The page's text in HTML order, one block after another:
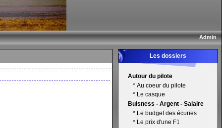
Admin
Les dossiers
Autour du pilote
* Au coeur du pilote
* Le casque
Buisness - Argent - Salaire
* Le budget des écuries
* Le prix d'une F1